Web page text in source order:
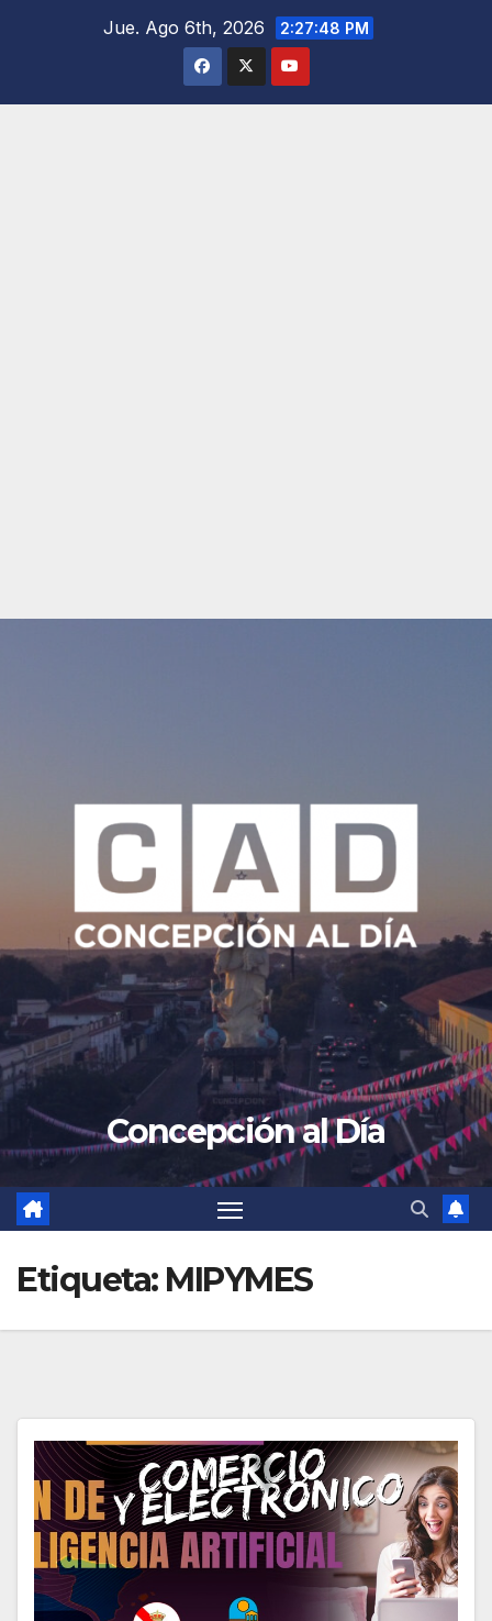
Jue. Ago 6th, 2026 2:27:49 PM
Concepción al Día
Etiqueta: MIPYMES